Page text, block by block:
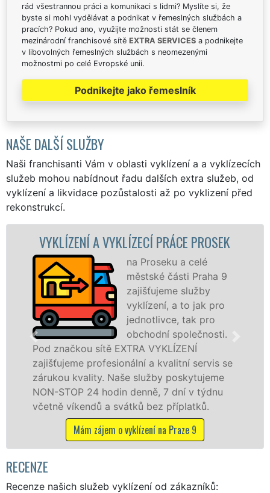
rád všestrannou práci a komunikaci s lidmi? Myslíte si, že
byste si mohl vydělávat a podnikat v řemeslných službách a
pracích? Pokud ano, využijte možnosti stát se členem
mezinárodní franchisové sítě EXTRA SERVICES a podnikejte
v libovolných řemeslných službách s neomezenými
možnostmi po celé Evropské unii.
Podnikejte jako řemeslník
NAŠE DALŠÍ SLUŽBY
Naši franchisanti Vám v oblasti vyklízení a a vyklízecích
služeb mohou nabídnout řadu dalších extra služeb, od
vyklízení a likvidace pozůstalosti až po vyklizení před
rekonstrukcí.
A VYKLÍZECÍ PRÁCE PROSEK
na Proseku a celé
městské části Praha 9
zajišťujeme služby
vyklízení, a to jak pro
jednotlivce, tak pro
obchodní společnosti.
sítě EXTRA VYKLÍZENÍ
profesionální a kvalitní servis se
Naše služby poskytujeme
24 hodin denně, 7 dní v týdnu
a svátků bez příplatků.
Mám zájem o vyklízení na Praze 9
jak
zárukou
STOP bez
RECENZE
Recenze našich služeb vyklízení od zákazníků: